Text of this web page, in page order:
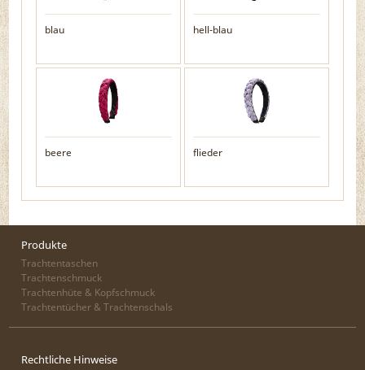
blau hell-blau
beere flieder
Produkte
Trachtentaschen
Trachtenschmuck
Trachtenhüte & Kopfschmuck
Trachtentücher & Trachtenschals
Rechtliche Hinweise